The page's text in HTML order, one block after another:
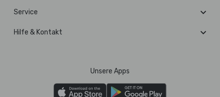
Service
Hilfe & Kontakt
Unsere Apps